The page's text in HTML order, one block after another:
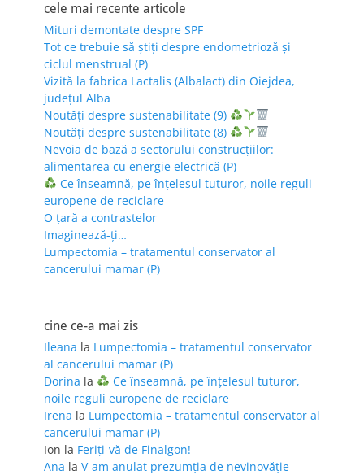
cele mai recente articole
Mituri demontate despre SPF
Tot ce trebuie să știți despre endometrioză și
ciclul menstrual (P)
Vizită la fabrica Lactalis (Albalact) din Oiejdea,
județul Alba
Noutăți despre sustenabilitate (9)
Noutăți despre sustenabilitate (8)
Nevoia de bază a sectorului construcțiilor:
alimentarea cu energie electrică (P)
Ce înseamnă, pe înțelesul tuturor, noile reguli
europene de reciclare
O țară a contrastelor
Imaginează-ți…
Lumpectomia – tratamentul conservator al
cancerului mamar (P)
cine ce-a mai zis
Ileana la Lumpectomia – tratamentul conservator
al cancerului mamar (P)
Dorina la
Ce înseamnă, pe înțelesul tuturor,
noile reguli europene de reciclare
Irena la Lumpectomia – tratamentul conservator al
cancerului mamar (P)
Ion la Feriţi-vă de Finalgon!
Ana la V-am anulat prezumția de nevinovăție